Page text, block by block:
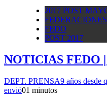
2017 POST
FEDERACIONES
FEDO
POST 2017
NOTICIAS FEDO
DEPT. PRENSA9 años desde
envió01 minutos